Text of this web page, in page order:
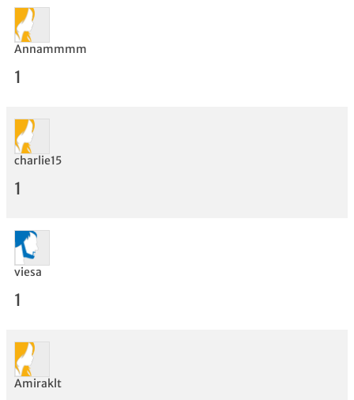
Annammmm
1
charlie15
1
viesa
1
Amiraklt